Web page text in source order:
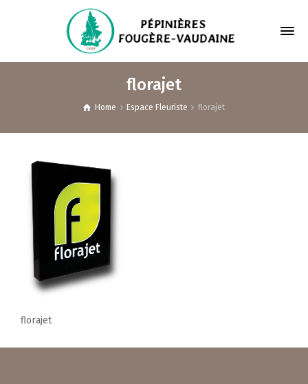
florajet
Home Espace Fleuriste florajet
florajet